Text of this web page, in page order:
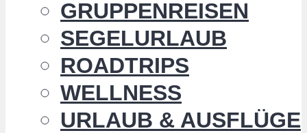
GRUPPENREISEN
SEGELURLAUB
ROADTRIPS
WELLNESS
URLAUB & AUSFLÜGE